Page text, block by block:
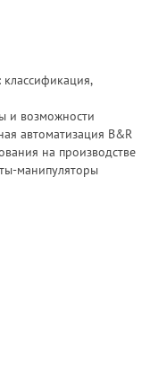
и возможности
автоматизация B&R
на производстве
манипуляторы